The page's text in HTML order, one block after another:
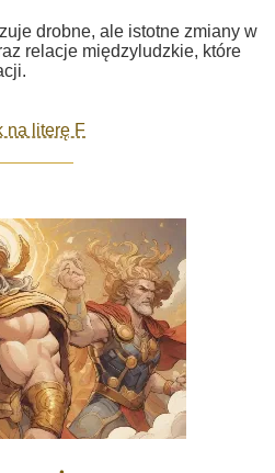
drobne, ale istotne zmiany w
relacje międzyludzkie, które
na literę F